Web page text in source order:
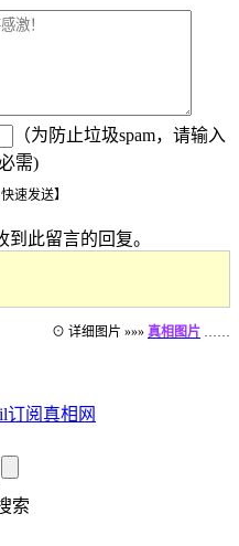
（为防止垃圾spam，请输入
需)
速发送】
此留言的回复。
⊙ 详细图片 »»» 真相图片 ……
索